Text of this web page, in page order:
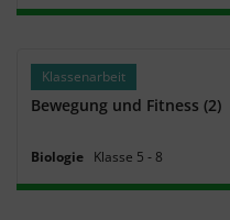
Klassenarbeit
Bewegung und Fitness (2)
Biologie Klasse 5 ‐ 8